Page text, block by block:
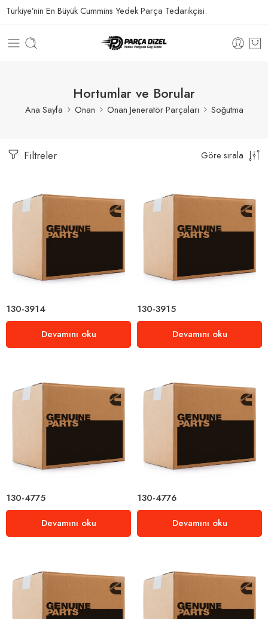
Türkiye’nin En Büyük Cummins Yedek Parça Tedarikçisi.
Hortumlar ve Borular
Ana Sayfa Onan Onan Jeneratör Parçaları Soğutma
Filtreler Göre sırala
130-3914
Devamını oku
130-3915
Devamını oku
130-4775
Devamını oku
130-4776
Devamını oku